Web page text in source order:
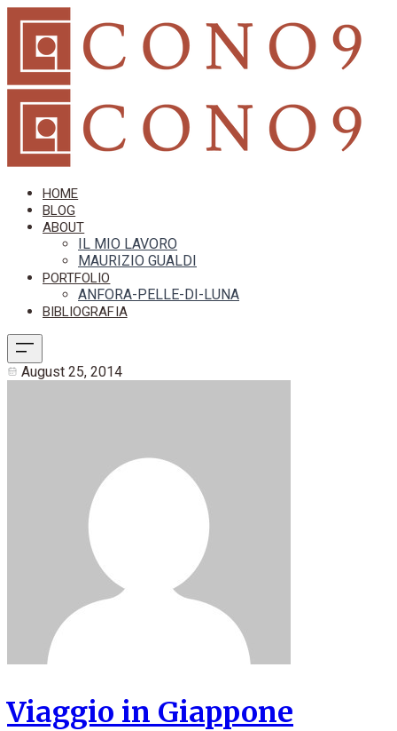
HOME
BLOG
ABOUT
IL MIO LAVORO
MAURIZIO GUALDI
PORTFOLIO
ANFORA-PELLE-DI-LUNA
BIBLIOGRAFIA
August 25, 2014
Viaggio in Giappone